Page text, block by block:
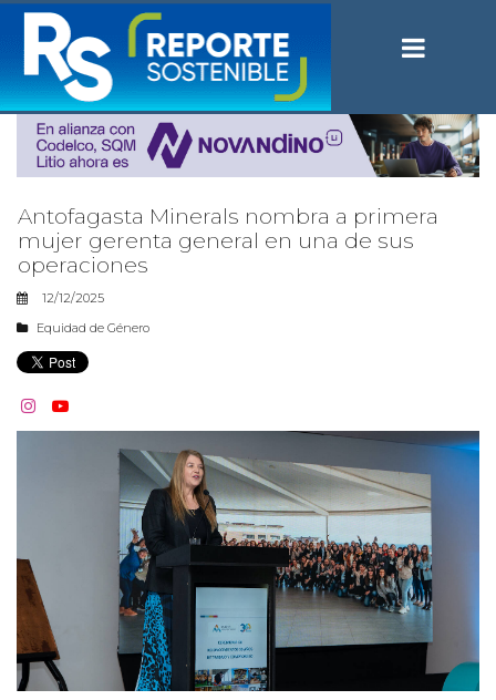
Antofagasta Minerals nombra a primera
mujer gerenta general en una de sus
operaciones
12/12/2025
Equidad de Género
 